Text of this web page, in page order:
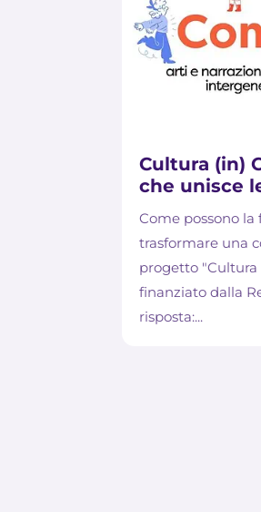
Cultura (in)
che unisce
Come possono
trasformare una
progetto "Cultura
finanziato dalla
risposta:...